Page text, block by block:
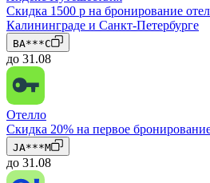
Скидка 1500 р на бронирование
Калининграде и Санкт-Петербурге
BA***C
до 31.08
Отелло
Скидка 20% на первое
JA***M
до 31.08